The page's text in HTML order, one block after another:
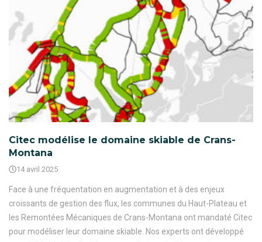
Citec modélise le domaine skiable de Crans-
Montana
14 avril 2025
Face à une fréquentation en augmentation et à des enjeux
croissants de gestion des flux, les communes du Haut-Plateau et
les Remontées Mécaniques de Crans-Montana ont mandaté Citec
pour modéliser leur domaine skiable. Nos experts ont développé